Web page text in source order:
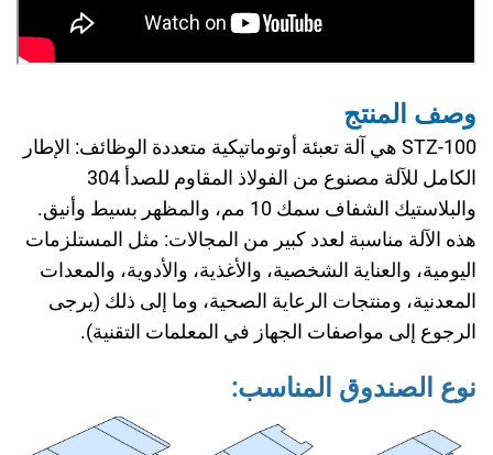
وصف المنتج
STZ-100 هي آلة تعبئة أوتوماتيكية متعددة الوظائف: الإطار
الكامل للآلة مصنوع من الفولاذ المقاوم للصدأ 304
والبلاستيك الشفاف سمك 10 مم، والمظهر بسيط وأنيق.
هذه الآلة مناسبة لعدد كبير من المجالات: مثل المستلزمات
اليومية، والعناية الشخصية، والأغذية، والأدوية، والمعدات
المعدنية، ومنتجات الرعاية الصحية، وما إلى ذلك (يرجى
الرجوع إلى مواصفات الجهاز في المعلمات التقنية).
نوع الصندوق المناسب: